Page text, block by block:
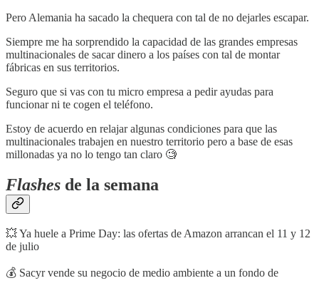
Pero Alemania ha sacado la chequera con tal de no dejarles escapar.
Siempre me ha sorprendido la capacidad de las grandes empresas
multinacionales de sacar dinero a los países con tal de montar
fábricas en sus territorios.
Seguro que si vas con tu micro empresa a pedir ayudas para
funcionar ni te cogen el teléfono.
Estoy de acuerdo en relajar algunas condiciones para que las
multinacionales trabajen en nuestro territorio pero a base de esas
millonadas ya no lo tengo tan claro 🧐
Flashes de la semana
💥 Ya huele a Prime Day: las ofertas de Amazon arrancan el 11 y 12
de julio
💰 Sacyr vende su negocio de medio ambiente a un fondo de